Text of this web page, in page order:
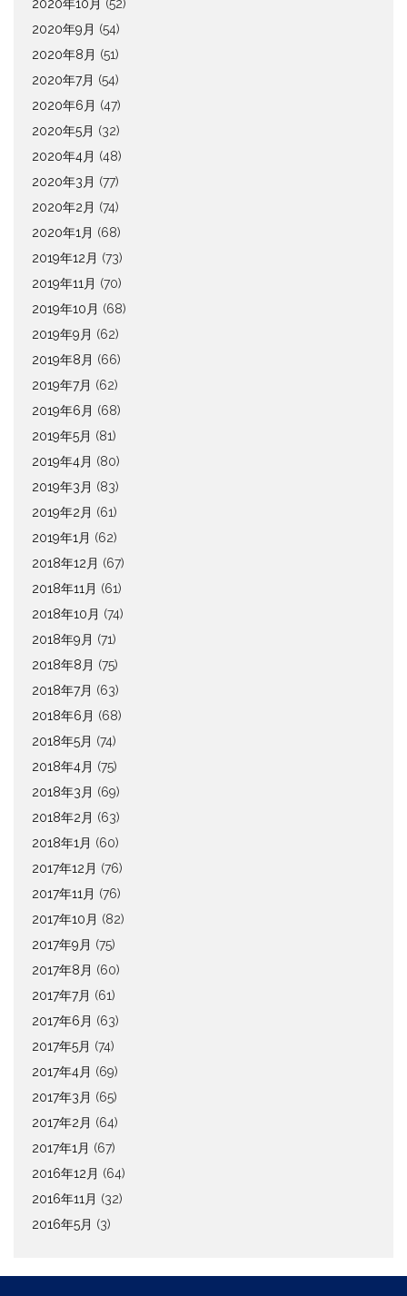
2020年10月 (52)
2020年9月 (54)
2020年8月 (51)
2020年7月 (54)
2020年6月 (47)
2020年5月 (32)
2020年4月 (48)
2020年3月 (77)
2020年2月 (74)
2020年1月 (68)
2019年12月 (73)
2019年11月 (70)
2019年10月 (68)
2019年9月 (62)
2019年8月 (66)
2019年7月 (62)
2019年6月 (68)
2019年5月 (81)
2019年4月 (80)
2019年3月 (83)
2019年2月 (61)
2019年1月 (62)
2018年12月 (67)
2018年11月 (61)
2018年10月 (74)
2018年9月 (71)
2018年8月 (75)
2018年7月 (63)
2018年6月 (68)
2018年5月 (74)
2018年4月 (75)
2018年3月 (69)
2018年2月 (63)
2018年1月 (60)
2017年12月 (76)
2017年11月 (76)
2017年10月 (82)
2017年9月 (75)
2017年8月 (60)
2017年7月 (61)
2017年6月 (63)
2017年5月 (74)
2017年4月 (69)
2017年3月 (65)
2017年2月 (64)
2017年1月 (67)
2016年12月 (64)
2016年11月 (32)
2016年5月 (3)